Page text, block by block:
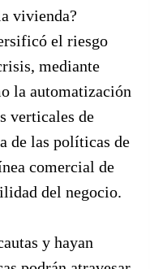
vivienda?
el riesgo
mediante
la automatización
verticales de
de las políticas de
comercial de
del negocio.
y hayan